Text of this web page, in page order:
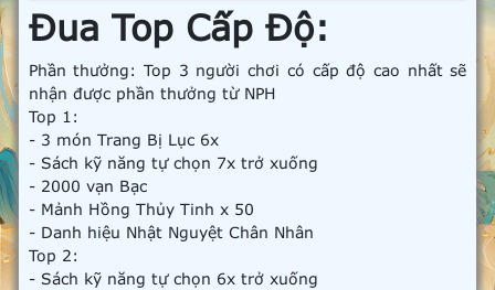
Đua Top Cấp Độ:
Phần thưởng: Top 3 người chơi có cấp độ cao nhất sẽ
nhận được phần thưởng từ NPH
Top 1:
- 3 món Trang Bị Lục 6x
- Sách kỹ năng tự chọn 7x trở xuống
- 2000 vạn Bạc
- Mảnh Hồng Thủy Tinh x 50
- Danh hiệu Nhật Nguyệt Chân Nhân
Top 2:
- Sách kỹ năng tự chọn 6x trở xuống